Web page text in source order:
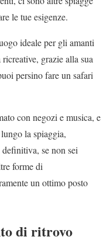
le tue esigenze.
ideale per gli amanti
grazie alla sua
persino fare un safari
con negozi e musica, e
la spiaggia,
se non sei
forme di
un ottimo posto
di ritrovo